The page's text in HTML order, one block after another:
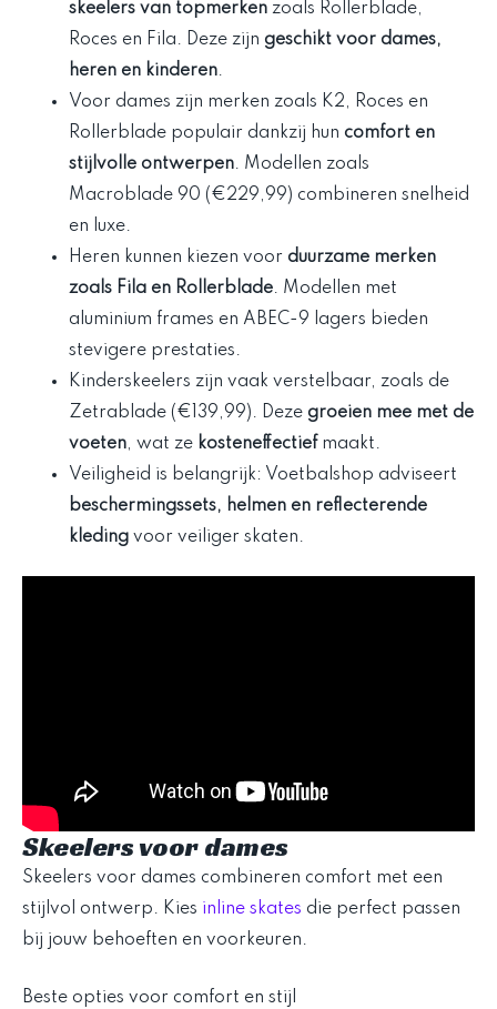
skeelers van topmerken zoals Rollerblade,
Roces en Fila. Deze zijn geschikt voor dames,
heren en kinderen.
Voor dames zijn merken zoals K2, Roces en
Rollerblade populair dankzij hun comfort en
stijlvolle ontwerpen. Modellen zoals
Macroblade 90 (€229,99) combineren snelheid
en luxe.
Heren kunnen kiezen voor duurzame merken
zoals Fila en Rollerblade. Modellen met
aluminium frames en ABEC-9 lagers bieden
stevigere prestaties.
Kinderskeelers zijn vaak verstelbaar, zoals de
Zetrablade (€139,99). Deze groeien mee met de
voeten, wat ze kosteneffectiefmaakt.
Veiligheid is belangrijk: Voetbalshop adviseert
beschermingssets, helmen en reflecterende
kleding voor veiliger skaten.
Skeelers voor dames
Skeelers voor dames combineren comfort met een
stijlvol ontwerp. Kies inline skates die perfect passen
bij jouw behoeften en voorkeuren.
Beste opties voor comfort en stijl